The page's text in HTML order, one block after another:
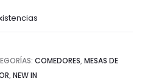
COMEDORES, MESAS DE
, NEW IN